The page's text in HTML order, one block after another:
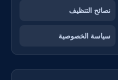
نصائح التنظيف
سياسة الخصوصية